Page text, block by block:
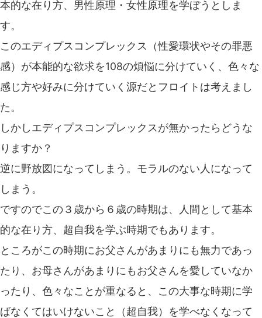
本的な在り方、男性原理・女性原理を学ぼうとしま
す。
このエディプスコンプレックス（性愛環状やその罪悪
感）が本能的な欲求を108の煩悩に分けていく、色々な
感じ方や好みに分けていく源だとフロイトは考えまし
た。
しかしエディプスコンプレックスが無かったらどうな
りますか？
逆に野放図になってしまう。モラルのない人になって
しまう。
ですのでこの３歳から６歳の時期は、人間として基本
的な在り方、超自我を学ぶ時期でもあります。
ところがこの時期にお父さんがあまりにも無力であっ
たり、お母さんがあまりにもお父さんを愛していなか
ったり、色々なことが重なると、この大事な時期に学
ばなくてはいけないこと（超自我）を学べなくなって